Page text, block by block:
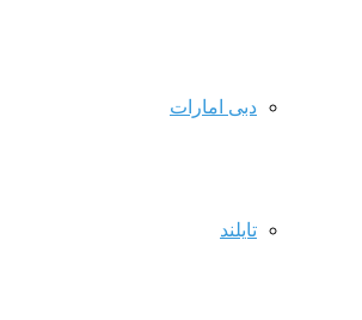
دبی امارات
تایلند